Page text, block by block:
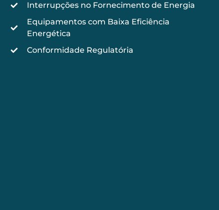
Interrupções no Fornecimento de Energia
Equipamentos com Baixa Eficiência
Energética
Conformidade Regulatória